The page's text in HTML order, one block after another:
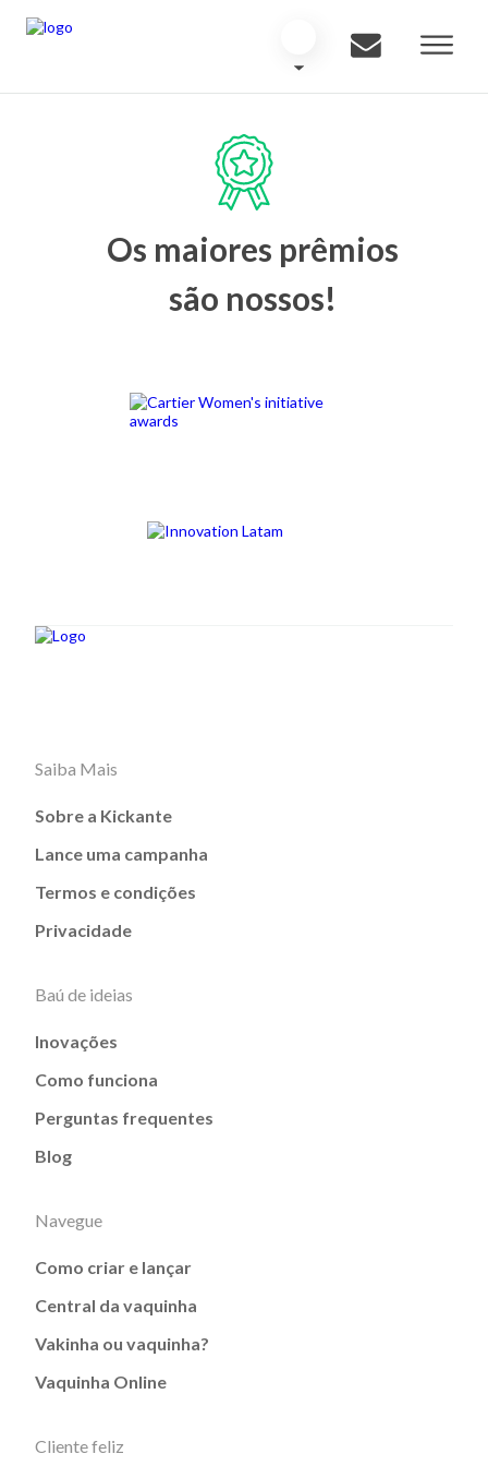
Os maiores prêmios
são nossos!
Saiba Mais
Sobre a Kickante
Lance uma campanha
Termos e condições
Privacidade
Baú de ideias
Inovações
Como funciona
Perguntas frequentes
Blog
Navegue
Como criar e lançar
Central da vaquinha
Vakinha ou vaquinha?
Vaquinha Online
Cliente feliz